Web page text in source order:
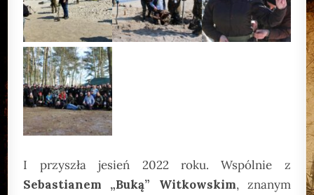
I przyszła jesień 2022 roku. Wspólnie z
Sebastianem „Buką” Witkowskim, znanym